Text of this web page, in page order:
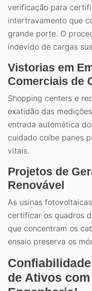
verificação para
intertravamento que
grande porte. O
indevido de cargas
Vistorias em
Comerciais de
Shopping centers e
exatidão das
entrada automática
cuidado coíbe panes
vitais.
Projetos de
Renovável
As usinas
certificar os quadros
que concentram os
ensaio preserva os
de Ativos